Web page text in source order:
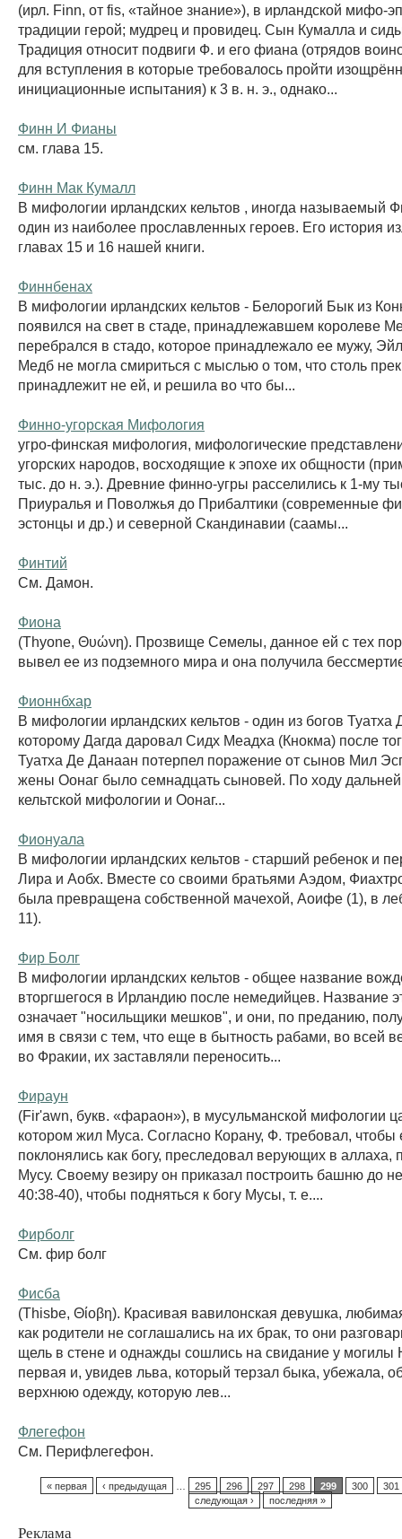
(ирл. Finn, от fis, «тайное знание»), в ирландской мифо-
традиции герой; мудрец и провидец. Сын Кумалла и
Традиция относит подвиги Ф. и его фиана (отрядов
для вступления в которые требовалось пройти
инициационные испытания) к 3 в. н. э., однако...
Финн И Фианы
см. глава 15.
Финн Мак Кумалл
В мифологии ирландских кельтов , иногда называемый
один из наиболее прославленных героев. Его история
главах 15 и 16 нашей книги.
Финнбенах
В мифологии ирландских кельтов - Белорогий Бык из
появился на свет в стаде, принадлежавшем королеве
перебрался в стадо, которое принадлежало ее мужу,
Медб не могла смириться с мыслью о том, что столь
принадлежит не ей, и решила во что бы...
Финно-угорская Мифология
угро-финская мифология, мифологические
угорских народов, восходящие к эпохе их общности
тыс. до н. э.). Древние финно-угры расселились к 1-му
Приуралья и Поволжья до Прибалтики (современные
эстонцы и др.) и северной Скандинавии (саамы...
Финтий
См. Дамон.
Фиона
(Thyone, Θυώνη). Прозвище Семелы, данное ей с тех
вывел ее из подземного мира и она получила
Фионнбхар
В мифологии ирландских кельтов - один из богов Туатха
которому Дагда даровал Сидх Меадха (Кнокма) после
Туатха Де Данаан потерпел поражение от сынов Мил
жены Оонаг было семнадцать сыновей. По ходу
кельтской мифологии и Оонаг...
Фионуала
В мифологии ирландских кельтов - старший ребенок и
Лира и Аобх. Вместе со своими братьями Аэдом,
была превращена собственной мачехой, Аоифе (1), в
11).
Фир Болг
В мифологии ирландских кельтов - общее название
вторгшегося в Ирландию после немедийцев. Название
означает "носильщики мешков", и они, по преданию,
имя в связи с тем, что еще в бытность рабами, во всей
во Фракии, их заставляли переносить...
Фираун
(Fir'awn, букв. «фараон»), в мусульманской мифологии
котором жил Муса. Согласно Корану, Ф. требовал, чтобы
поклонялись как богу, преследовал верующих в аллаха,
Мусу. Своему везиру он приказал построить башню до
40:38-40), чтобы подняться к богу Мусы, т. е....
Фирболг
См. фир болг
Фисба
(Thisbe, Θίοβη). Красивая вавилонская девушка,
как родители не соглашались на их брак, то они
щель в стене и однажды сошлись на свидание у
первая и, увидев льва, который терзал быка, убежала,
верхнюю одежду, которую лев...
Флегефон
См. Перифлегефон.
« первая ‹ предыдущая 295 296 297 298 299 300
301
следующая ›
последняя »
Реклама